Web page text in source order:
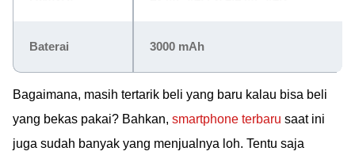
Baterai 3000 mAh
Bagaimana, masih tertarik beli yang baru kalau bisa beli
yang bekas pakai? Bahkan, smartphone terbaru saat ini
juga sudah banyak yang menjualnya loh. Tentu saja